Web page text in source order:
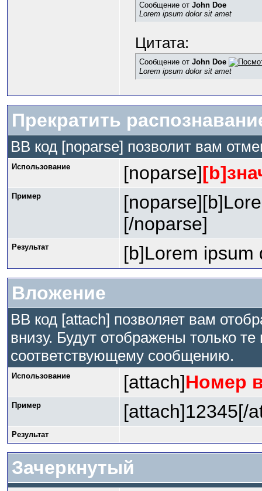
Сообщение от John Doe
Lorem ipsum dolor sit amet
Цитата:
Сообщение от John Doe
Lorem ipsum dolor sit amet
Прекратить
BB код [noparse] позволит вам
Использование [noparse]
Пример
[/noparse]
Результат
[b]Lorem ipsum
Вложение
BB код [attach] позволяет вам
внизу. Будут отображены только
соответствующему сообщению.
Использование [attach]Номер
Пример [attach]12345[/
Результат
Зачеркнутый